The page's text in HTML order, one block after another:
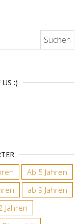
:)
Ab 5 Jahren
ab 9 Jahren
Jahren